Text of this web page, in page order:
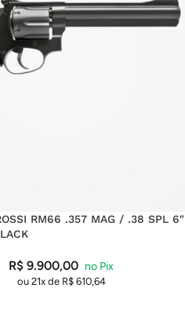
RM66 .357 MAG / .38 SPL 6″
R$9.900,00
ou 21x de R$610,64